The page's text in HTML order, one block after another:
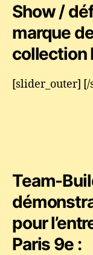
Show /
marque
collection
[slider_outer]
Team-
pour
Paris 9e :